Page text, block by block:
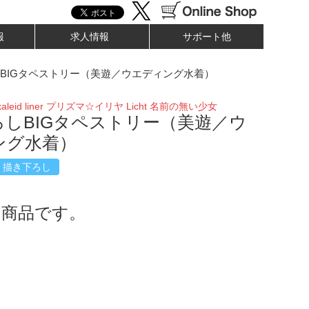
求人情報 サポート他
タペストリー（美遊／ウエディング水着）
liner プリズマ☆イリヤ Licht 名前の無い少女
BIGタペストリー（美遊／ウ
水着）
描き下ろし
品です。